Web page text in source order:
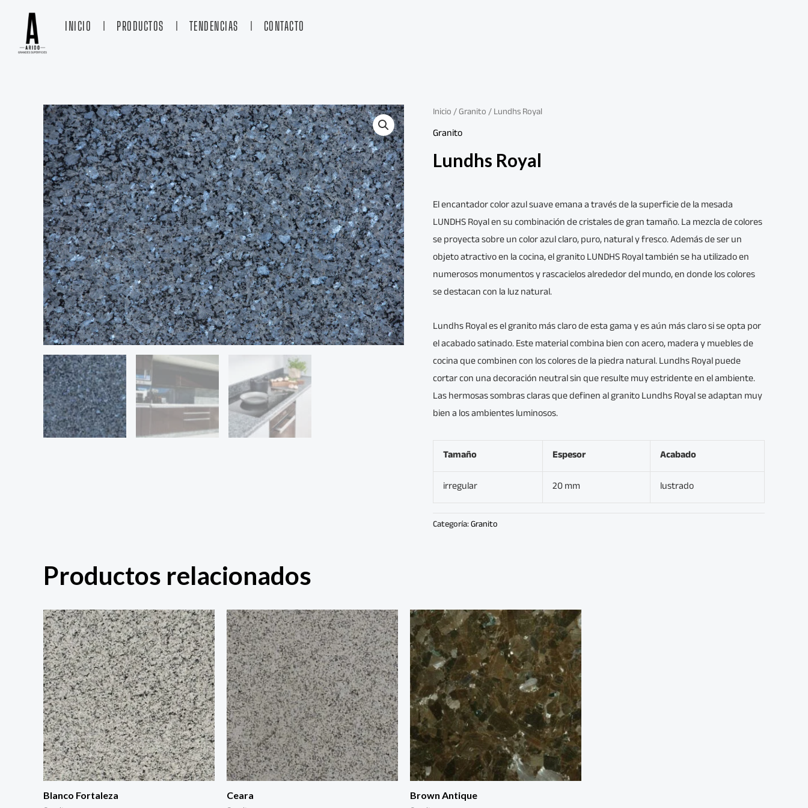
contenido
INICIO PRODUCTOS TENDENCIAS CONTACTO
Inicio/Granito/ Lundhs Royal
Granito
Lundhs Royal
El encantador color azul suave emana a través de la superficie de la mesada
LUNDHS Royal en su combinación de cristales de gran tamaño. La mezcla de colores
se proyecta sobre un color azul claro, puro, natural y fresco. Además de ser un
objeto atractivo en la cocina, el granito LUNDHS Royal también se ha utilizado en
numerosos monumentos y rascacielos alrededor del mundo, en donde los colores
se destacan con la luz natural.
Lundhs Royal es el granito más claro de esta gama y es aún más claro si se opta por
el acabado satinado. Este material combina bien con acero, madera y muebles de
cocina que combinen con los colores de la piedra natural. Lundhs Royal puede
cortar con una decoración neutral sin que resulte muy estridente en el ambiente.
Las hermosas sombras claras que definen al granito Lundhs Royal se adaptan muy
bien a los ambientes luminosos.
Tamaño Espesor
Acabado
irregular
20 mm lustrado
Categoría:Granito
Productos relacionados
Blanco Fortaleza Ceara Brown Antique